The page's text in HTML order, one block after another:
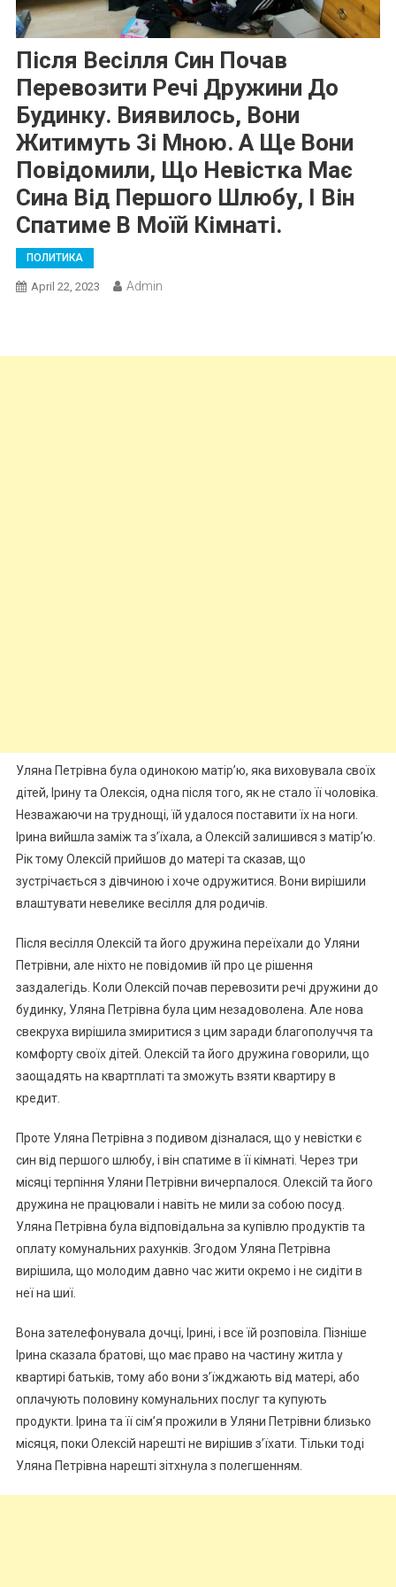
Після Весілля Син Почав
Перевозити Речі Дружини До
Будинку. Виявилось, Вони
Житимуть Зі Мною. А Ще Вони
Повідомили, Що Невістка Має
Сина Від Першого Шлюбу, І Він
Спатиме В Моїй Кімнаті.
ПОЛИТИКА
April 22, 2023 Admin
Уляна Петрівна була одинокою матір’ю, яка виховувала своїх
дітей, Ірину та Олексія, одна після того, як не стало її чоловіка.
Незважаючи на труднощі, їй удалося поставити їх на ноги.
Ірина вийшла заміж та з’їхала, а Олексій залишився з матір’ю.
Рік тому Олексій прийшов до матері та сказав, що
зустрічається з дівчиною і хоче одружитися. Вони вирішили
влаштувати невелике весілля для родичів.
Після весілля Олексій та його дружина переїхали до Уляни
Петрівни, але ніхто не повідомив їй про це рішення
заздалегідь. Коли Олексій почав перевозити речі дружини до
будинку, Уляна Петрівна була цим незадоволена. Але нова
свекруха вирішила змиритися з цим заради благополуччя та
комфорту своїх дітей. Олексій та його дружина говорили, що
заощадять на квартплаті та зможуть взяти квартиру в
кредит.
Проте Уляна Петрівна з подивом дізналася, що у невістки є
син від першого шлюбу, і він спатиме в її кімнаті. Через три
місяці терпіння Уляни Петрівни вичерпалося. Олексій та його
дружина не працювали і навіть не мили за собою посуд.
Уляна Петрівна була відповідальна за купівлю продуктів та
оплату комунальних рахунків. Згодом Уляна Петрівна
вирішила, що молодим давно час жити окремо і не сидіти в
неї на шиї.
Вона зателефонувала дочці, Ірині, і все їй розповіла. Пізніше
Ірина сказала братові, що має право на частину житла у
квартирі батьків, тому або вони з’їжджають від матері, або
оплачують половину комунальних послуг та купують
продукти. Ірина та її сім’я прожили в Уляни Петрівни близько
місяця, поки Олексій нарешті не вирішив з’їхати. Тільки тоді
Уляна Петрівна нарешті зітхнула з полегшенням.